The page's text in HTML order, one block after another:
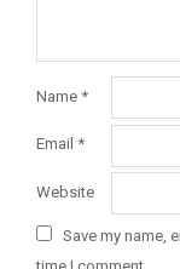
Name *
Email *
Website
Save my name,